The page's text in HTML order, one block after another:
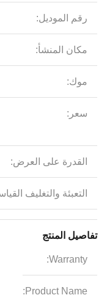
رقم الموديل:
مكان المنشأ:
موك:
سعر:
القدرة على العرض:
التعبئة والتغليف
تفاصيل المنتج
Warranty:
Product Name: